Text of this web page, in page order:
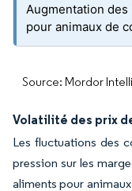
Augmentation
pour animaux de
Source: Mordor
Volatilité des prix
Les fluctuations des
pression sur les
aliments pour